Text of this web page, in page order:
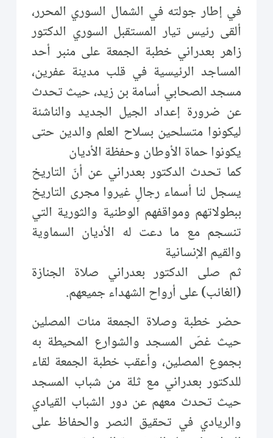
في إطار جولته في الشمال السوري المحرر،
ألقى رئيس تيار المستقبل السوري الدكتور
زاهر بعدراني خطبة الجمعة على منبر أحد
المساجد الرئيسية في قلب مدينة عفرين،
مسجد الصحابي أسامة بن زيد، حيث تحدث
عن ضرورة إعداد الجيل الجديد والناشئة
ليكونوا متسلحين بسلاح العلم والدين حتى
يكونوا حماة الأوطان وحفظة الأديان
كما تحدث الدكتور بعدراني عن أنّ التاريخ
يسجل لنا أسماء رجالٍ غيروا مجرى التاريخ
ببطولاتهم ومواقفهم الوطنية والثورية التي
تنسجم مع ما دعت له الأديان السماوية
والقيم الإنسانية
ثم صلى الدكتور بعدراني صلاة الجنازة
(الغائب) على أرواح الشهداء جميعهم.
حضر خطبة وصلاة الجمعة مئات المصلين
حيث غصّ المسجد والشوارع المحيطة به
بجموع المصلين، وأعقب خطبة الجمعة لقاء
للدكتور بعدراني مع ثلة من شباب المسجد
حيث تحدث معهم عن دور الشباب القيادي
والريادي في تحقيق النصر والحفاظ على